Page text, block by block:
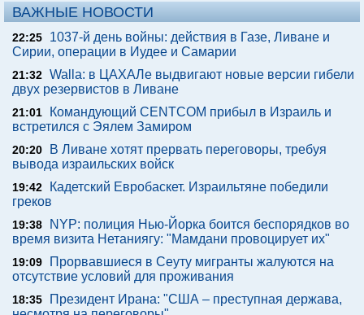
ВАЖНЫЕ НОВОСТИ
22:25
1037-й день войны: действия в Газе, Ливане и
Сирии, операции в Иудее и Самарии
21:32 Walla: в ЦАХАЛе выдвигают новые версии гибели
двух резервистов в Ливане
21:01
Командующий CENTCOM прибыл в Израиль и
встретился с Эялем Замиром
20:20
В Ливане хотят прервать переговоры, требуя
вывода израильских войск
19:42
Кадетский Евробаскет. Израильтяне победили
греков
19:38
NYP: полиция Нью-Йорка боится беспорядков во
время визита Нетаниягу: "Мамдани провоцирует их"
19:09
Прорвавшиеся в Сеуту мигранты жалуются на
отсутствие условий для проживания
18:35
Президент Ирана: "США – преступная держава,